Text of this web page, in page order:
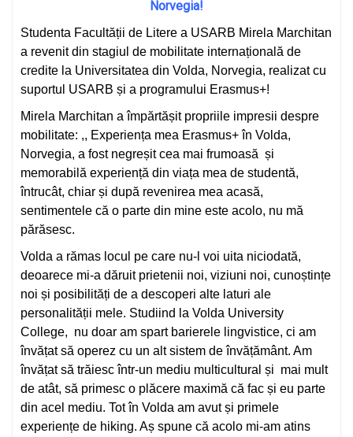
Norvegia!
Studenta Facultății de Litere a USARB Mirela Marchitan
a revenit din stagiul de mobilitate internațională de
credite la Universitatea din Volda, Norvegia, realizat cu
suportul USARB și a programului Erasmus+!
Mirela Marchitan a împărtășit propriile impresii despre
mobilitate: ,, Experiența mea Erasmus+ în Volda,
Norvegia, a fost negreșit cea mai frumoasă și
memorabilă experiență din viața mea de studentă,
întrucât, chiar și după revenirea mea acasă,
sentimentele că o parte din mine este acolo, nu mă
părăsesc.
Volda a rămas locul pe care nu-l voi uita niciodată,
deoarece mi-a dăruit prietenii noi, viziuni noi, cunoștințe
noi și posibilități de a descoperi alte laturi ale
personalității mele. Studiind la Volda University
College, nu doar am spart barierele lingvistice, ci am
învățat să operez cu un alt sistem de învățământ. Am
învățat să trăiesc într-un mediu multicultural și mai mult
de atât, să primesc o plăcere maximă că fac și eu parte
din acel mediu. Tot în Volda am avut și primele
experiențe de hiking. Aș spune că acolo mi-am atins